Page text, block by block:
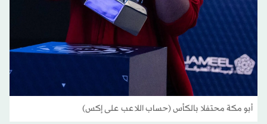
أبو مكة محتفلا بالكأس (حساب اللاعب على إكس)